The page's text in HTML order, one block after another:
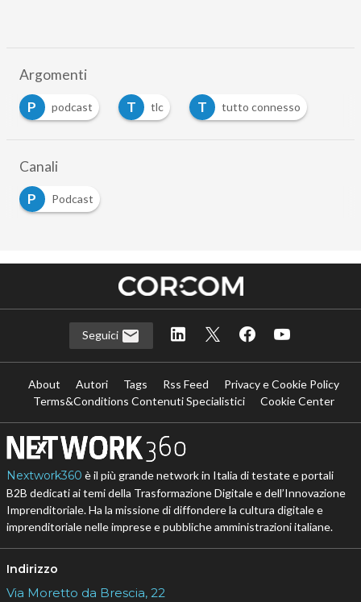
Argomenti
P
podcast T tlc T tutto connesso
Canali
P
Podcast
Seguici
About Autori Tags Rss Feed
Privacy e Cookie Policy
Terms&Conditions Contenuti Specialistici
Cookie Center
Nextwork360 è il più grande network in Italia di testate e portali
B2B dedicati ai temi della Trasformazione Digitale e dell’Innovazione
Imprenditoriale. Ha la missione di diffondere la cultura digitale e
imprenditoriale nelle imprese e pubbliche amministrazioni italiane.
Indirizzo
Via Moretto da Brescia, 22